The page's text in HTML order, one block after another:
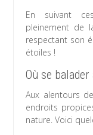
En suivant
pleinement de
respectant son
étoiles !
Où se
Aux alentours
endroits
nature. Voici